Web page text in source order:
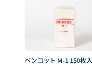
ベンコット M-1 150枚入